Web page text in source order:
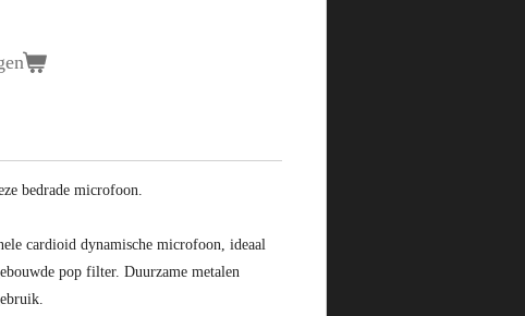
bedrade microfoon.
cardioid dynamische microfoon, ideaal
pop filter. Duurzame metalen